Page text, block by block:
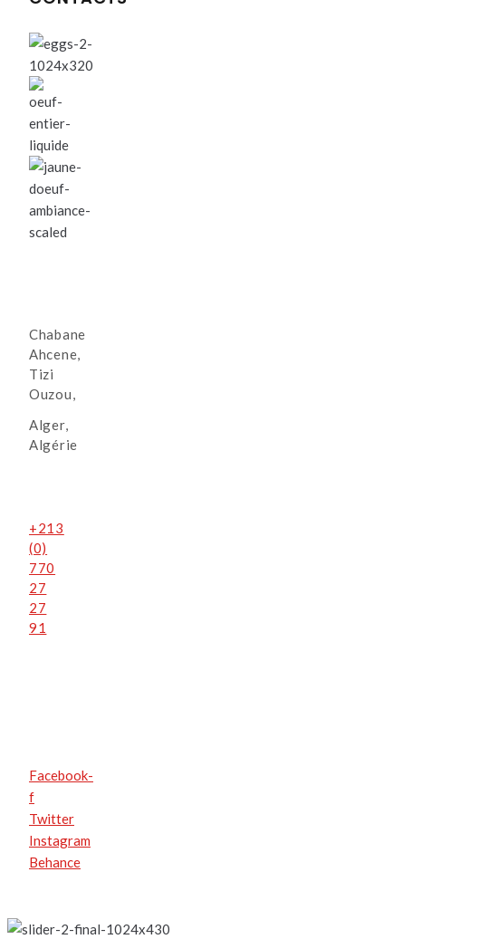
Chabane
Ahcene,
Tizi
Ouzou,
Alger,
Algérie
+213
(0)
770
27
27
91
Facebook-
f
Twitter
Instagram
Behance